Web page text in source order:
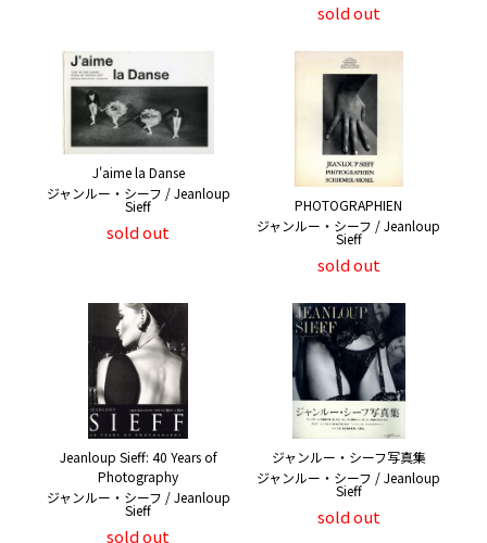
sold out
J'aime la Danse
ジャンルー・シーフ / Jeanloup
Sieff
sold out
PHOTOGRAPHIEN
ジャンルー・シーフ / Jeanloup
Sieff
sold out
Jeanloup Sieff: 40 Years of
Photography
ジャンルー・シーフ / Jeanloup
Sieff
sold out
ジャンルー・シーフ写真集
ジャンルー・シーフ / Jeanloup
Sieff
sold out